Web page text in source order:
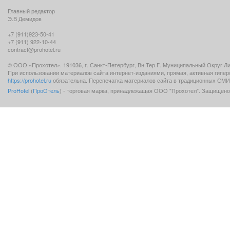
Главный редактор
Э.В Демидов
+7 (911)923-50-41
+7 (911) 922-10-44
contract@prohotel.ru
© ООО «Прохотел». 191036, г. Санкт-Петербург, Вн.Тер.Г. Муниципальный Округ
При использовании материалов сайта интернет-изданиями, прямая, активная
https://prohotel.ruобязательна. Перепечатка материалов сайта в традиционных
ProHotel (ПроОтель) - торговая марка, принадлежащая ООО "Прохотел". Защищено